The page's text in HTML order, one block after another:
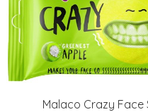
Malaco Crazy Face